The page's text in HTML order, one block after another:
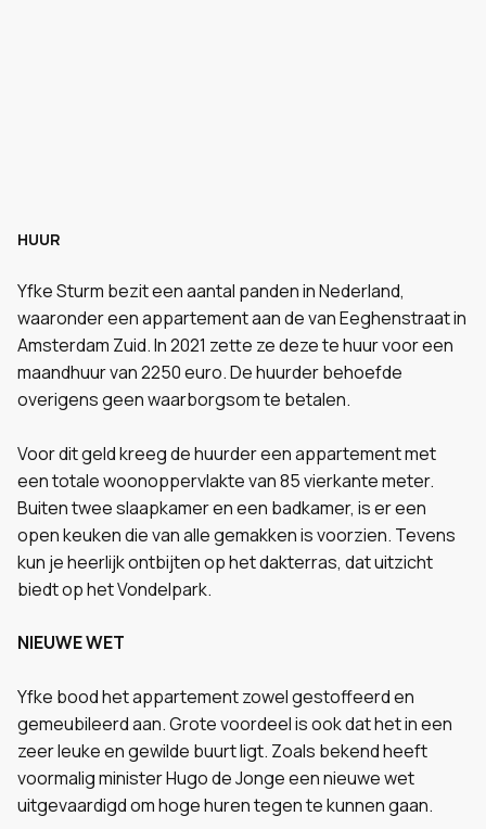
HUUR
Yfke Sturm bezit een aantal panden in Nederland,
waaronder een appartement aan de van Eeghenstraat in
Amsterdam Zuid. In 2021 zette ze deze te huur voor een
maandhuur van 2250 euro. De huurder behoefde
overigens geen waarborgsom te betalen.
Voor dit geld kreeg de huurder een appartement met
een totale woonoppervlakte van 85 vierkante meter.
Buiten twee slaapkamer en een badkamer, is er een
open keuken die van alle gemakken is voorzien. Tevens
kun je heerlijk ontbijten op het dakterras, dat uitzicht
biedt op het Vondelpark.
NIEUWE WET
Yfke bood het appartement zowel gestoffeerd en
gemeubileerd aan. Grote voordeel is ook dat het in een
zeer leuke en gewilde buurt ligt. Zoals bekend heeft
voormalig minister Hugo de Jonge een nieuwe wet
uitgevaardigd om hoge huren tegen te kunnen gaan.